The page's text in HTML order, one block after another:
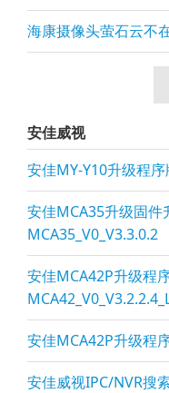
海康摄像头萤石云不
安佳威视
安佳MY-Y10升级程序
安佳MCA35升级固件
MCA35_V0_V3.3.0.2
安佳MCA42P升级程
安佳MCA42P升级程
安佳威视IPC/NVR搜